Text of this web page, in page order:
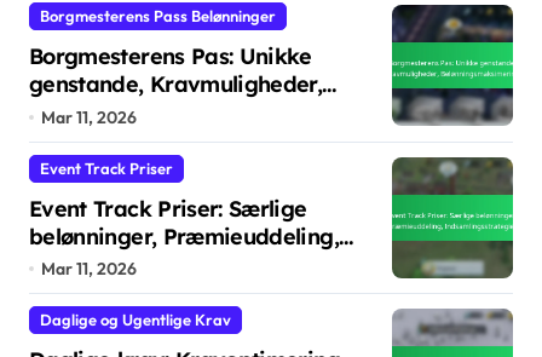
Borgmesterens Pass Belønninger
Borgmesterens Pas: Unikke
genstande, Kravmuligheder,
Belønningsmaksimering
Mar 11, 2026
Event Track Priser
Event Track Priser: Særlige
belønninger, Præmieuddeling,
Indsamlingsstrategier
Mar 11, 2026
Daglige og Ugentlige Krav